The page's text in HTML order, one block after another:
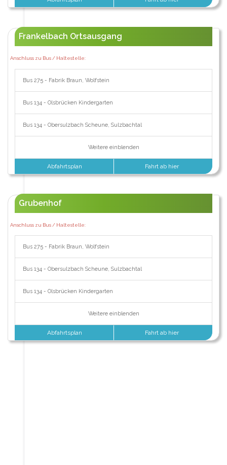
Frankelbach Ortsausgang
Anschluss zu Bus / Haltestelle:
Bus 275 - Fabrik Braun, Wolfstein
Bus 134 - Olsbrücken Kindergarten
Bus 134 - Obersulzbach Scheune, Sulzbachtal
Weitere einblenden
Abfahrtsplan Fahrt ab hier
Grubenhof
Anschluss zu Bus / Haltestelle:
Bus 275 - Fabrik Braun, Wolfstein
Bus 134 - Obersulzbach Scheune, Sulzbachtal
Bus 134 - Olsbrücken Kindergarten
Weitere einblenden
Abfahrtsplan Fahrt ab hier